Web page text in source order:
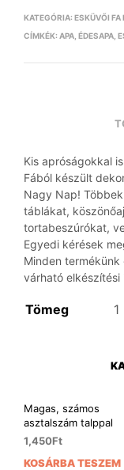
KATEGÓRIA: ESKÜVŐI FA
CÍMKÉK: APA ÉDESAPA
Kis apróságokkal
Fából készült
Nagy Nap!
táblákat,
tortabeszúrókat,
Egyedi kérések
Minden
várható elkészítési
Tömeg 1
Magas, számos
asztalszám talppal
1,450Ft
KOSÁRBA TESZEM